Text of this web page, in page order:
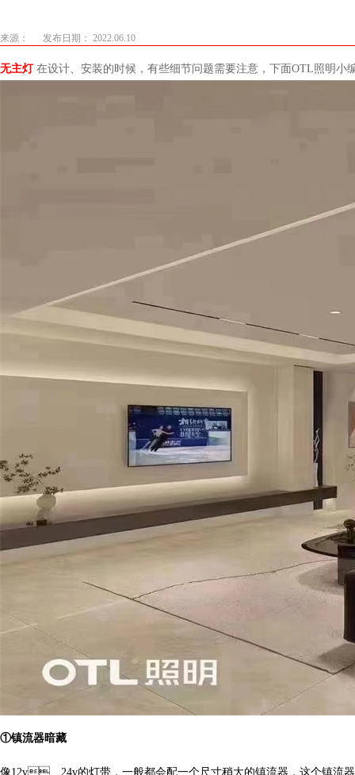
来源： 发布日期： 2022.06.10
无主灯在设计、安装的时候，有些细节问题需要注意，下面OTL照明
①镇流器暗藏
像12v、 24v的灯带，一般都会配一个尺寸稍大的镇流器，这个镇